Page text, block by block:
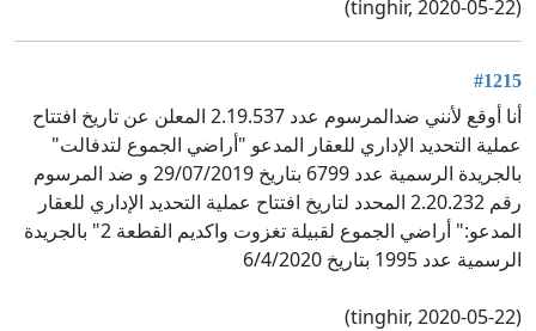
(tinghir, 2020-05-22)
#1215
أنا أوقع لأنني ضدالمرسوم عدد 2.19.537 المعلن عن تاريخ افتتاح
عملية التحديد الإداري للعقار المدعو "أراضي الجموع لتدفالت"
بالجريدة الرسمية عدد 6799 بتاريخ 29/07/2019 و ضد المرسوم
رقم 2.20.232 المحدد لتاريخ افتتاح عملية التحديد الإداري للعقار
المدعو:" أراضي الجموع لقبيلة تغزوت واكديم القطعة 2" بالجريدة
الرسمية عدد 1995 بتاريخ 6/4/2020
(tinghir, 2020-05-22)